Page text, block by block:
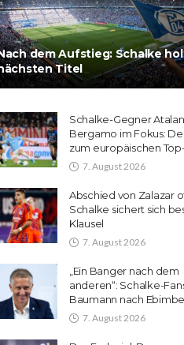
dem Aufstieg: Schalke
Titel
Schalke-Gegner
Bergamo im Fokus:
zum europäischen
7. August 2026
Abschied von Zalazar
Schalke sichert sich
Klausel
7. August 2026
„Ein Banger nach dem
anderen“: Schalke-
Baumann nach
7. August 2026